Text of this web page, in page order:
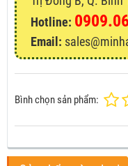
Hotline:
Email:
Bình chọn sản phẩm: